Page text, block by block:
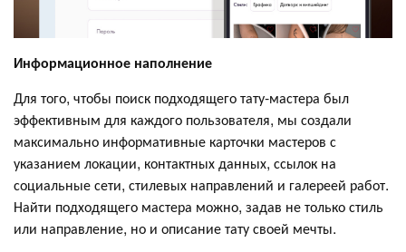
Информационное наполнение
Для того, чтобы поиск подходящего тату-мастера был
эффективным для каждого пользователя, мы создали
максимально информативные карточки мастеров с
указанием локации, контактных данных, ссылок на
социальные сети, стилевых направлений и галереей работ.
Найти подходящего мастера можно, задав не только стиль
или направление, но и описание тату своей мечты.